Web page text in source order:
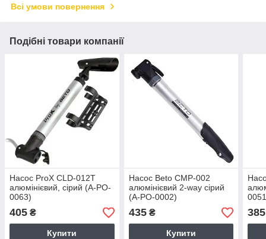
Всі умови повернення
Подібні товари компанії
Насос ProX CLD-012T
алюмінієвий, сірий (A-PO-
0063)
405 ₴
Купити
Насос Beto CMP-002
алюмінієвий 2-way сірий
(A-PO-0002)
435₴
Купити
385